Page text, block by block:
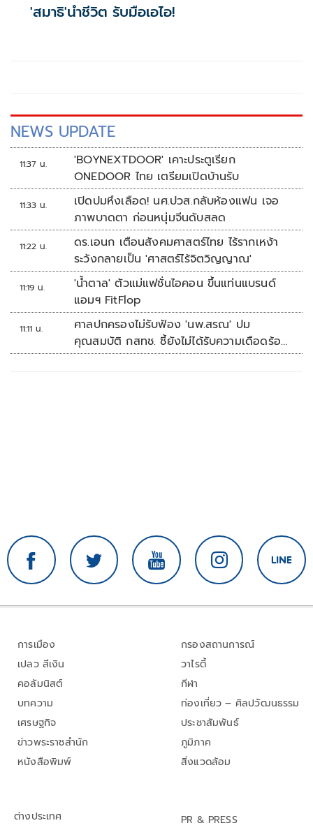
'สมาธิ'นำชีวิต รับมือเอไอ!
NEWS UPDATE
11:37 น.
'BOYNEXTDOOR' เคาะประตูเรียก
ONEDOOR ไทย เตรียมเปิดบ้านรับ
11:33 น.
เปิดปมหึงเลือด! นศ.ปวส.กลับห้องแฟน เจอ
ภาพบาดตา ก่อนหนุ่มจีนดับสลด
11:22 น.
ดร.เอนก เตือนสังคมศาสตร์ไทย ไร้รากเหง้า
ระวังกลายเป็น 'ศาสตร์ไร้จิตวิญญาณ'
11:19 น.
'น้ำตาล' ตัวแม่แฟชั่นไอคอน ขึ้นแท่นแบรนด์
แอมฯ FitFlop
11:11 น.
ศาลปกครองไม่รับฟ้อง 'นพ.สรณ' ปม
คุณสมบัติ กสทช. ชี้ยังไม่ได้รับความเดือดร้อน
เสียหาย
การเมือง
เปลว สีเงิน
คอลัมนิสต์
บทความ
เศรษฐกิจ
ข่าวพระราชสำนัก
หนังสือพิมพ์
กรองสถานการณ์
วาไรตี้
กีฬา
ท่องเที่ยว – ศิลปวัฒนธรรม
ประชาสัมพันธ์
ภูมิภาค
สิ่งแวดล้อม
ต่างประเทศ
PR & PRESS